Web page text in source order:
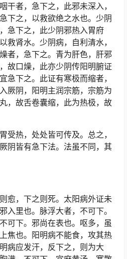
干者，急下之，此邪未深入，
下之，以救欲绝之水也。少阴
急下之，此少阴邪热入胃府
救肾水。少阴病，自利清水，
者，急下之。青为肝色，肝邪
故口燥，此亦少阴传阳明腑证
急下之。此证有寒极而缩者，
厥阴，阳明主润宗筋，宗筋为
，故舌卷囊缩，此为热极，故
受热，处处皆可传及。总之，
阴皆有急下法。法虽不同，其
愈，下之则死。太阳病外证未
入里也。脉浮大者，不可下。
可下。邪尚在表也。呕多，虽
焦也。阳明病不能食，攻其热
病应发汗，反下之，则为大